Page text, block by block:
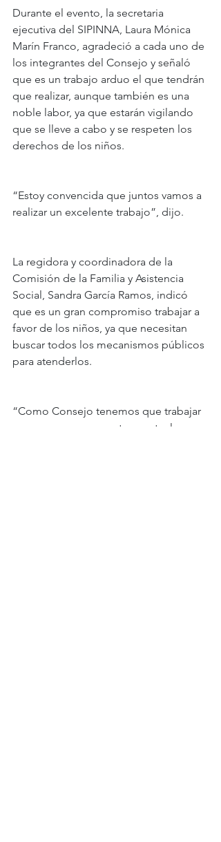
Durante el evento, la secretaria
ejecutiva del SIPINNA, Laura Mónica
Marín Franco, agradeció a cada uno de
los integrantes del Consejo y señaló
que es un trabajo arduo el que tendrán
que realizar, aunque también es una
noble labor, ya que estarán vigilando
que se lleve a cabo y se respeten los
derechos de los niños.
“Estoy convencida que juntos vamos a
realizar un excelente trabajo”, dijo.
La regidora y coordinadora de la
Comisión de la Familia y Asistencia
Social, Sandra García Ramos, indicó
que es un gran compromiso trabajar a
favor de los niños, ya que necesitan
buscar todos los mecanismos públicos
para atenderlos.
“Como Consejo tenemos que trabajar
para generar propuestas puntuales y